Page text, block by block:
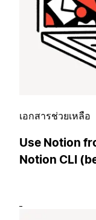
เอกสารช่วยเหลือ
Use Notion
Notion CLI